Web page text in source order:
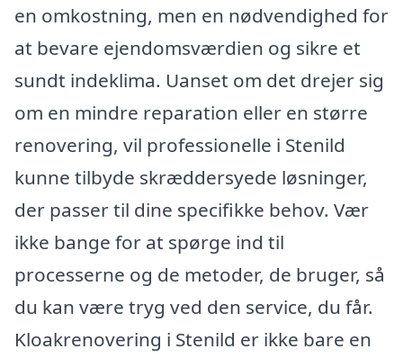
en omkostning, men en nødvendighed for
at bevare ejendomsværdien og sikre et
sundt indeklima. Uanset om det drejer sig
om en mindre reparation eller en større
renovering, vil professionelle i Stenild
kunne tilbyde skræddersyede løsninger,
der passer til dine specifikke behov. Vær
ikke bange for at spørge ind til
processerne og de metoder, de bruger, så
du kan være tryg ved den service, du får.
Kloakrenovering i Stenild er ikke bare en